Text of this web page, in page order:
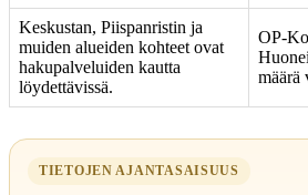
Keskustan, Piispanristin ja
muiden alueiden kohteet ovat
hakupalveluiden kautta
löydettävissä.
OP-
määrä
TIETOJEN AJANTASAISUUS